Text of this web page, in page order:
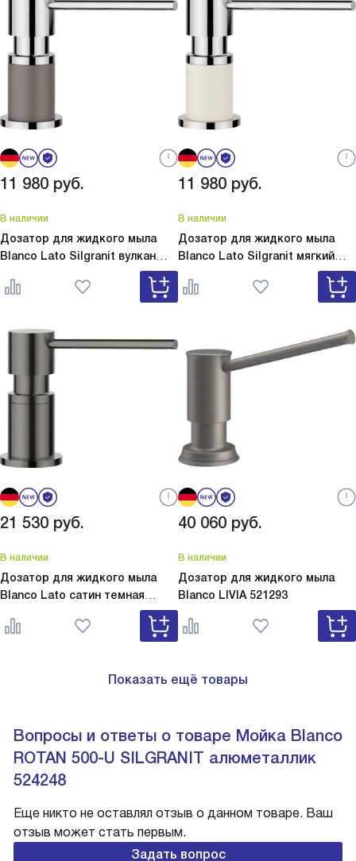
11 980 руб.
В наличии
Дозатор для жидкого мыла
Blanco Lato Silgranit вулкан
Lato Silgranit вулкан
серый 526954
11 980 руб.
В наличии
Дозатор для жидкого мыла
Blanco Lato Silgranit мягкий
Lato Silgranit мягкий
белый 526955
21 530 руб.
В наличии
Дозатор для жидкого мыла
Blanco Lato сатин темная
Lato сатин темная сталь
527743
40 060 руб.
В наличии
Дозатор для жидкого мыла
Blanco LIVIA 521293
Показать ещё товары
Вопросы и ответы о товаре Мойка Blanco
ROTAN 500-U SILGRANIT алюметаллик
524248
Еще никто не оставлял отзыв о данном товаре. Ваш
отзыв может стать первым.
Задать вопрос